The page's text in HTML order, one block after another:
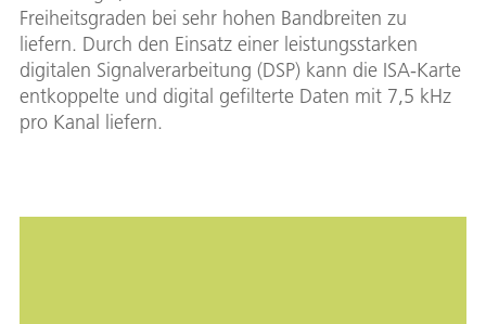
Freiheitsgraden bei sehr hohen Bandbreiten zu
liefern. Durch den Einsatz einer leistungsstarken
digitalen Signalverarbeitung (DSP) kann die ISA-Karte
entkoppelte und digital gefilterte Daten mit 7,5 kHz
pro Kanal liefern.